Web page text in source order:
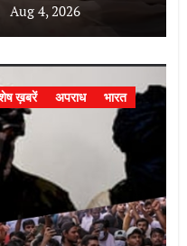
Aug 4, 2026
ख़बरें अपराध
भारत